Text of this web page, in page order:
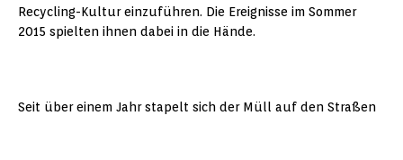
Recycling-Kultur einzuführen. Die Ereignisse im Sommer
2015 spielten ihnen dabei in die Hände.
Seit über einem Jahr stapelt sich der Müll auf den Straßen